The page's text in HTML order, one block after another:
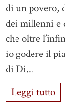
di un povero,
dei millenni e
che oltre
io godere il
di Di...
Leggi tutto